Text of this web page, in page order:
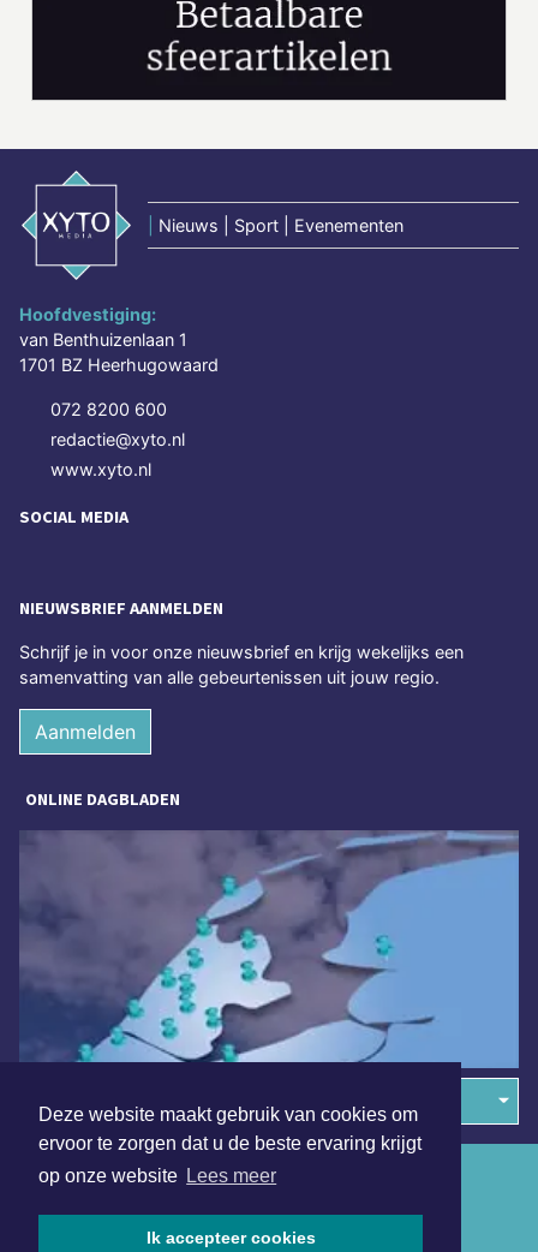
Deze website maakt gebruik van cookies om
ervoor te zorgen dat u de beste ervaring krijgt
op onze website Lees meer
Ik accepteer cookies
Nieuws | Sport | Evenementen
Hoofdvestiging:
van Benthuizenlaan 1
1701 BZ Heerhugowaard
072 8200 600
redactie@xyto.nl
www.xyto.nl
SOCIAL MEDIA
NIEUWSBRIEF AANMELDEN
Schrijf je in voor onze nieuwsbrief en krijg wekelijks een
samenvatting van alle gebeurtenissen uit jouw regio.
Aanmelden
ONLINE DAGBLADEN
Algemene voorwaarden
Disclaimer